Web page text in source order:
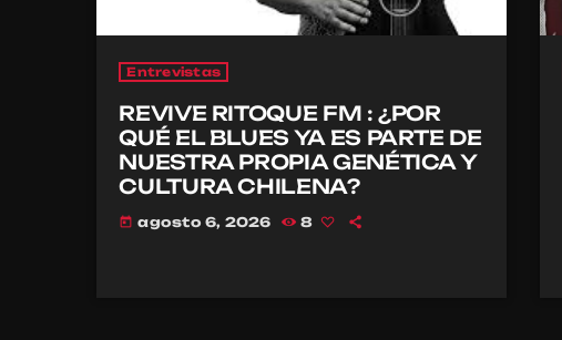
Entrevistas
REVIVE RITOQUE FM : ¿POR
QUÉ EL BLUES YA ES PARTE DE
NUESTRA PROPIA GENÉTICA Y
CULTURA CHILENA?
today agosto 6, 2026 8